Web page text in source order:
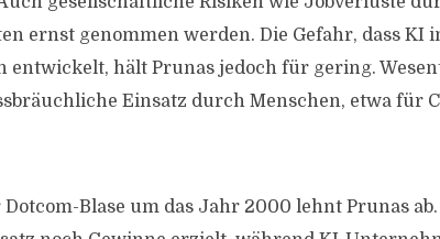
ernst genommen werden. Die Gefahr, dass KI
entwickelt, hält Prunas jedoch für gering.
Einsatz durch Menschen, etwa für
Blase um das Jahr 2000 lehnt Prunas